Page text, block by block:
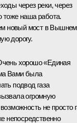
через реки, через
тоже наша работа.
новый мост в Вышнем
дорогу.
хорошо «Единая
Вами была
подвод газа
огромную
не просто
непосредственно